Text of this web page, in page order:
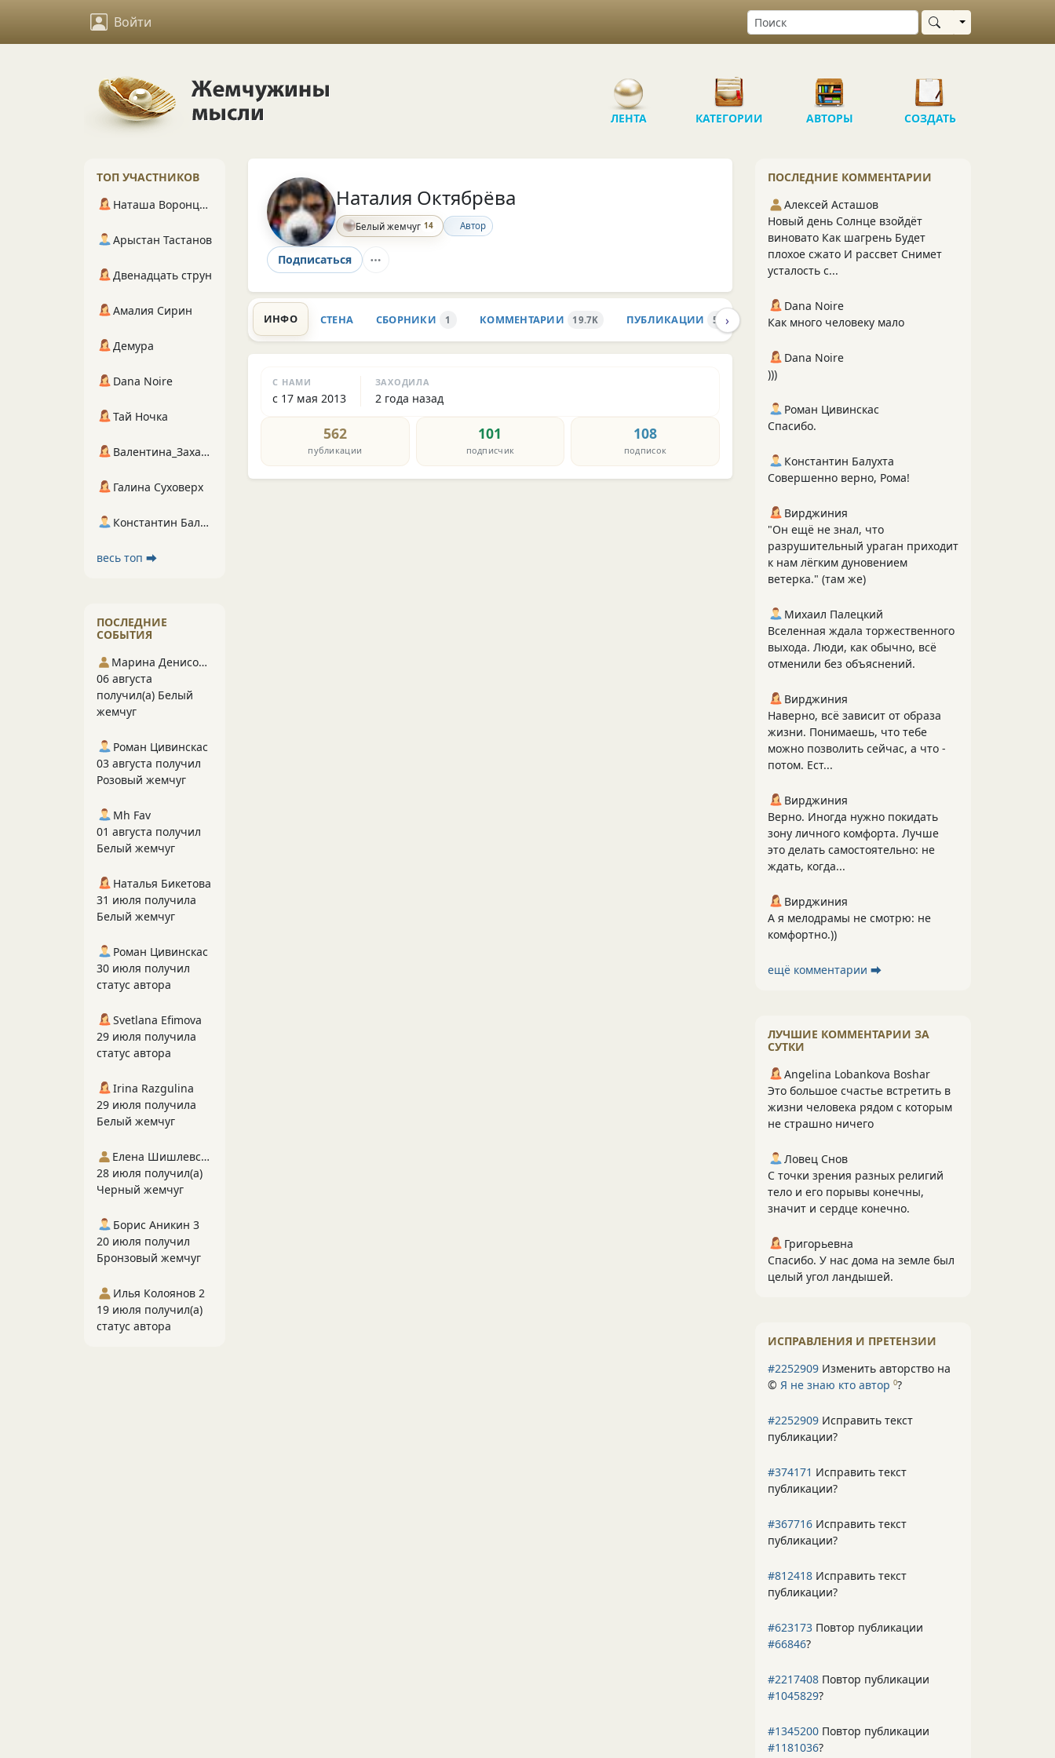
Войти Выбрать область
ЛЕНТА КАТЕГОРИИ АВТОРЫ СОЗДАТЬ
Наталия Октябрёва
Белый жемчуг 14 Автор
Подписаться
ИНФО СТЕНА СБОРНИКИ 1 КОММЕНТАРИИ 19.7K ПУБЛИКАЦИИ 562 ПОДПИСЧИКИ 101 ПОДПИСКИ
›
С НАМИ
с 17 мая 2013
ЗАХОДИЛА
2 года назад
562
публикации
101
подписчик
108
подписок
ПОСЛЕДНИЕ КОММЕНТАРИИ
Алексей Асташов
Новый день Солнце взойдёт
виновато Как шагрень Будет
плохое сжато И рассвет Снимет
усталость с...
Dana Noire
Как много человеку мало
Dana Noire
)))
Роман Цивинскас
Спасибо.
Константин Балухта
Совершенно верно, Рома!
Вирджиния
"Он ещё не знал, что
разрушительный ураган приходит
к нам лёгким дуновением
ветерка." (там же)
Михаил Палецкий
Вселенная ждала торжественного
выхода. Люди, как обычно, всё
отменили без объяснений.
Вирджиния
Наверно, всё зависит от образа
жизни. Понимаешь, что тебе
можно позволить сейчас, а что -
потом. Ест...
Вирджиния
Верно. Иногда нужно покидать
зону личного комфорта. Лучше
это делать самостоятельно: не
ждать, когда...
Вирджиния
А я мелодрамы не смотрю: не
комфортно.))
ещё комментарии ⮕
ЛУЧШИЕ КОММЕНТАРИИ ЗА
СУТКИ
Angelina Lobankova Boshar
Это большое счастье встретить в
жизни человека рядом с которым
не страшно ничего
Ловец Снов
С точки зрения разных религий
тело и его порывы конечны,
значит и сердце конечно.
Григорьевна
Спасибо. У нас дома на земле был
целый угол ландышей.
ИСПРАВЛЕНИЯ И ПРЕТЕНЗИИ
#2252909 Изменить авторство на
© Я не знаю кто автор 0?
#2252909 Исправить текст
публикации?
#374171 Исправить текст
публикации?
#367716 Исправить текст
публикации?
#812418 Исправить текст
публикации?
#623173 Повтор публикации
#66846?
#2217408 Повтор публикации
#1045829?
#1345200 Повтор публикации
#1181036?
ТОП УЧАСТНИКОВ
Наташа Воронцова
Арыстан Тастанов
Двенадцать струн
Амалия Сирин
Демура
Dana Noire
Тай Ночка
Валентина_Захарова
Галина Суховерх
Константин Балухта
весь топ ⮕
ПОСЛЕДНИЕ
СОБЫТИЯ
Марина Денисова 5
06 августа
получил(а) Белый
жемчуг
Роман Цивинскас
03 августа получил
Розовый жемчуг
Mh Fav
01 августа получил
Белый жемчуг
Наталья Бикетова
31 июля получила
Белый жемчуг
Роман Цивинскас
30 июля получил
статус автора
Svetlana Efimova
29 июля получила
статус автора
Irina Razgulina
29 июля получила
Белый жемчуг
Елена Шишлевская
28 июля получил(а)
Черный жемчуг
Борис Аникин 3
20 июля получил
Бронзовый жемчуг
Илья Колоянов 2
19 июля получил(а)
статус автора